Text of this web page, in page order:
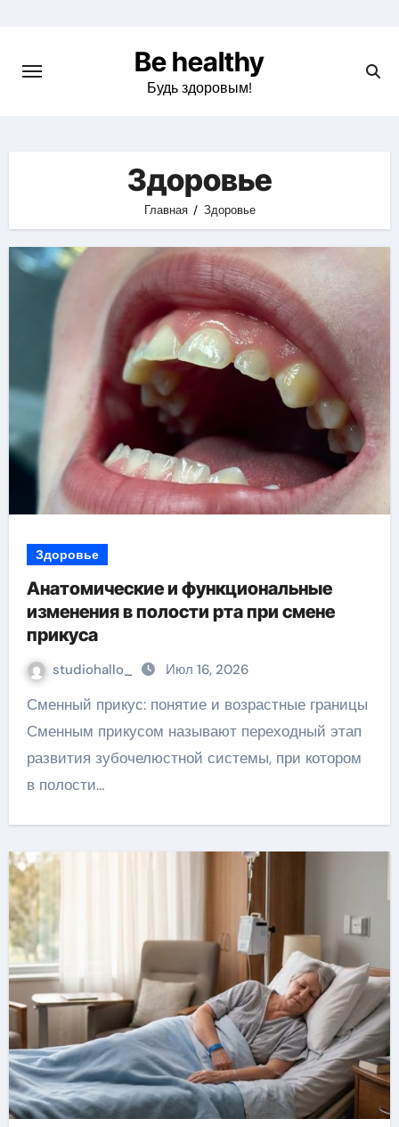
content
Be healthy
Будь здоровым!
Здоровье
Главная Здоровье
Здоровье
Анатомические и функциональные
изменения в полости рта при смене
прикуса
studiohallo_ Июл 16, 2026
Сменный прикус: понятие и возрастные границы
Сменным прикусом называют переходный этап
развития зубочелюстной системы, при котором
в полости…